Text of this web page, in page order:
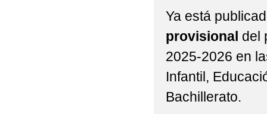
Ya está
provisional del
2025-2026 en
Infantil,
Bachillerato.